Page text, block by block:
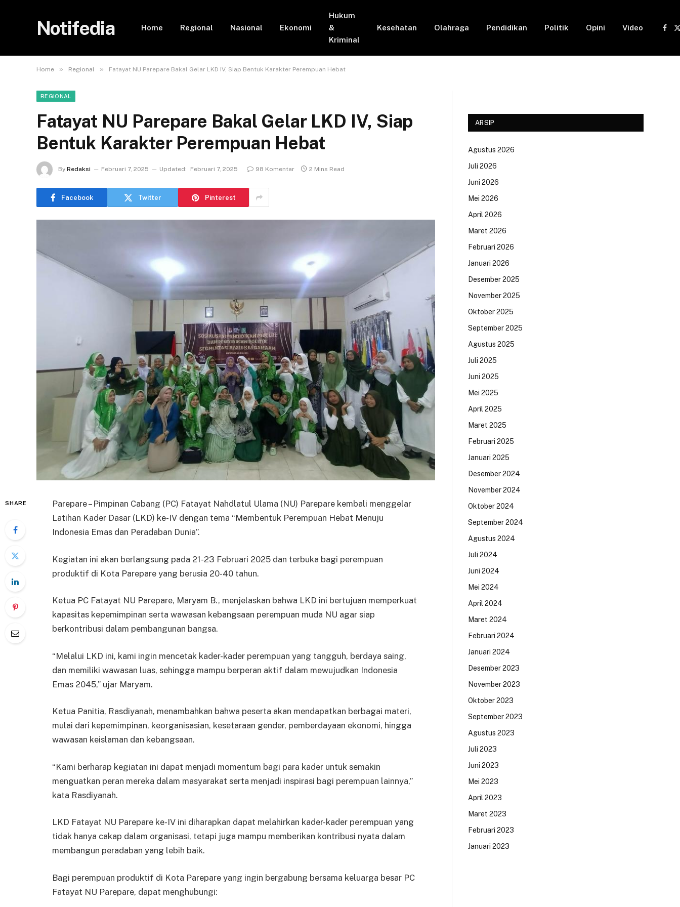
Notifedia Home Regional Nasional Ekonomi
Hukum
&
Kriminal
Kesehatan Olahraga Pendidikan Politik Opini Video
Home » Regional » Fatayat NU Parepare Bakal Gelar LKD IV, Siap Bentuk Karakter Perempuan Hebat
REGIONAL
Fatayat NU Parepare Bakal Gelar LKD IV, Siap
Bentuk Karakter Perempuan Hebat
By Redaksi Februari 7, 2025 Updated: Februari 7, 2025 98 Komentar 2 Mins Read
Facebook Twitter Pinterest
SHARE
Parepare – Pimpinan Cabang (PC) Fatayat Nahdlatul Ulama (NU) Parepare kembali menggelar
Latihan Kader Dasar (LKD) ke-IV dengan tema “Membentuk Perempuan Hebat Menuju
Indonesia Emas dan Peradaban Dunia”.
Kegiatan ini akan berlangsung pada 21-23 Februari 2025 dan terbuka bagi perempuan
produktif di Kota Parepare yang berusia 20-40 tahun.
Ketua PC Fatayat NU Parepare, Maryam B., menjelaskan bahwa LKD ini bertujuan memperkuat
kapasitas kepemimpinan serta wawasan kebangsaan perempuan muda NU agar siap
berkontribusi dalam pembangunan bangsa.
“Melalui LKD ini, kami ingin mencetak kader-kader perempuan yang tangguh, berdaya saing,
dan memiliki wawasan luas, sehingga mampu berperan aktif dalam mewujudkan Indonesia
Emas 2045,” ujar Maryam.
Ketua Panitia, Rasdiyanah, menambahkan bahwa peserta akan mendapatkan berbagai materi,
mulai dari kepemimpinan, keorganisasian, kesetaraan gender, pemberdayaan ekonomi, hingga
wawasan keislaman dan kebangsaan.
“Kami berharap kegiatan ini dapat menjadi momentum bagi para kader untuk semakin
menguatkan peran mereka dalam masyarakat serta menjadi inspirasi bagi perempuan lainnya,”
kata Rasdiyanah.
LKD Fatayat NU Parepare ke-IV ini diharapkan dapat melahirkan kader-kader perempuan yang
tidak hanya cakap dalam organisasi, tetapi juga mampu memberikan kontribusi nyata dalam
membangun peradaban yang lebih baik.
Bagi perempuan produktif di Kota Parepare yang ingin bergabung bersama keluarga besar PC
Fatayat NU Parepare, dapat menghubungi:
ARSIP
Agustus 2026
Juli 2026
Juni 2026
Mei 2026
April 2026
Maret 2026
Februari 2026
Januari 2026
Desember 2025
November 2025
Oktober 2025
September 2025
Agustus 2025
Juli 2025
Juni 2025
Mei 2025
April 2025
Maret 2025
Februari 2025
Januari 2025
Desember 2024
November 2024
Oktober 2024
September 2024
Agustus 2024
Juli 2024
Juni 2024
Mei 2024
April 2024
Maret 2024
Februari 2024
Januari 2024
Desember 2023
November 2023
Oktober 2023
September 2023
Agustus 2023
Juli 2023
Juni 2023
Mei 2023
April 2023
Maret 2023
Februari 2023
Januari 2023